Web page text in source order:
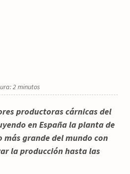
2 minutos
productoras cárnicas del
en España la planta de
grande del mundo con
la producción hasta las